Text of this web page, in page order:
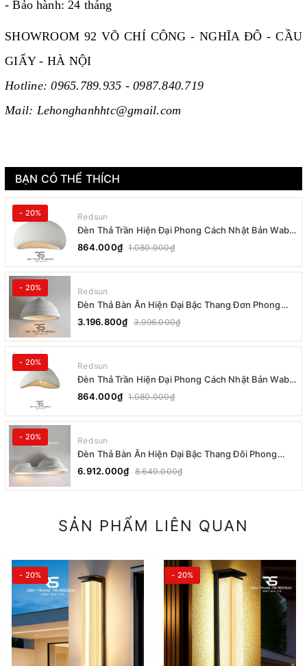
- Bảo hành: 24 tháng
SHOWROOM 92 VÕ CHÍ CÔNG - NGHĨA ĐÔ - CẦU
GIẤY - HÀ NỘI
Hotline: 0965.789.935 - 0987.840.719
Mail: Lehonghanhhtc@gmail.com
BẠN CÓ THỂ THÍCH
- 20% Redsun
Đèn Thả Trần Hiện Đại Phong Cách Nhật Bản Wabi-
sabi CDT-T036 Dáng B
864.000₫ 1.080.000₫
- 20% Redsun
Đèn Thả Bàn Ăn Hiện Đại Bậc Thang Đơn Phong
Cách Nhật Bản Wabi-sabi DC-T078B
3.196.800₫ 3.996.000₫
- 20% Redsun
Đèn Thả Trần Hiện Đại Phong Cách Nhật Bản Wabi-
sabi CDT-T036 Dáng A
864.000₫ 1.080.000₫
- 20% Redsun
Đèn Thả Bàn Ăn Hiện Đại Bậc Thang Đôi Phong
Cách Nhật Bản Wabi-sabi DC-T078A
6.912.000₫ 8.640.000₫
SẢN PHẨM LIÊN QUAN
- 20% - 20%